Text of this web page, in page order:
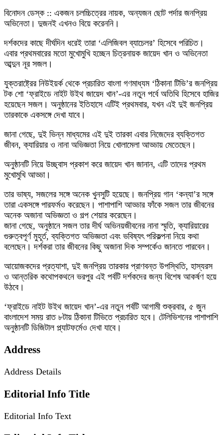
বিনোদন ডেস্ক :: একজন চলচ্চিত্রের নায়ক, অন্যজন ছোট পর্দার জনপ্রিয়
অভিনেতা। দুজনই এখনও বিয়ে করেননি।
দর্শকদের কাছে দীর্ঘদিন ধরেই তারা ‘এলিজিবল ব্যাচেলর’ হিসেবে পরিচিত।
এবার প্রথমবারের মতো মুখোমুখি হচ্ছেন চিত্রনায়ক জায়েদ খান ও অভিনেতা
আব্দুন নূর সজল।
যুক্তরাষ্ট্রের নিউইয়র্ক থেকে প্রচারিত বাংলা গণমাধ্যম ‘ঠিকানা টিভি’র জনপ্রিয়
টক শো ‘ফ্রাইডে নাইট উইথ জায়েদ খান’-এর নতুন পর্বে অতিথি হিসেবে হাজির
হয়েছেন সজল। অনুষ্ঠানের ইতিহাসে এটিই প্রথমবার, যখন এই দুই জনপ্রিয়
তারকাকে একসঙ্গে দেখা যাবে।
জানা গেছে, দুই ভিন্ন মাধ্যমের এই দুই তারকা এবার নিজেদের ব্যক্তিগত
জীবন, ক্যারিয়ার ও নানা অভিজ্ঞতা নিয়ে খোলামেলা আড্ডায় মেতেছেন।
অনুষ্ঠানটি নিয়ে উচ্ছ্বাস প্রকাশ করে জায়েদ খান জানান, এটি তাদের প্রথম
মুখোমুখি আড্ডা।
তার ভাষ্য, সজলের সঙ্গে অনেক খুনসুটি হয়েছে। জনপ্রিয় গান ‘কন্যা’র সঙ্গে
তারা একসঙ্গে পারফর্মও করেছেন। পাশাপাশি আড্ডার ফাঁকে সজল তার জীবনের
অনেক অজানা অভিজ্ঞতা ও গল্প শেয়ার করেছেন।
জানা গেছে, অনুষ্ঠানে সজল তার দীর্ঘ অভিনয়জীবনের নানা স্মৃতি, ক্যারিয়ারের
গুরুত্বপূর্ণ মুহূর্ত, ব্যক্তিগত অভিজ্ঞতা এবং ভবিষ্যৎ পরিকল্পনা নিয়ে কথা
বলেছেন। দর্শকরা তার জীবনের কিছু অজানা দিক সম্পর্কেও জানতে পারবেন।
আয়োজকদের প্রত্যাশা, দুই জনপ্রিয় তারকার প্রাণবন্ত উপস্থিতি, হাস্যরস
ও আন্তরিক কথোপকথনে ভরপুর এই পর্বটি দর্শকদের জন্য বিশেষ আকর্ষণ হয়ে
উঠবে।
‘ফ্রাইডে নাইট উইথ জায়েদ খান’-এর নতুন পর্বটি আগামী শুক্রবার, ৫ জুন
বাংলাদেশ সময় রাত ৮টায় ঠিকানা টিভিতে প্রচারিত হবে। টেলিভিশনের পাশাপাশি
অনুষ্ঠানটি ডিজিটাল প্ল্যাটফর্মেও দেখা যাবে।
Address
Address Details
Editorial Info Title
Editorial Info Text